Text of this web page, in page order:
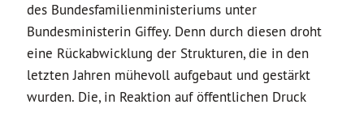
des Bundesfamilienministeriums unter
Bundesministerin Giffey. Denn durch diesen droht
eine Rückabwicklung der Strukturen, die in den
letzten Jahren mühevoll aufgebaut und gestärkt
wurden. Die, in Reaktion auf öffentlichen Druck